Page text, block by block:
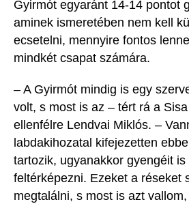
Gyirmót egyaránt 14-14 pontot
aminek ismeretében nem kell
ecsetelni, mennyire fontos
mindkét csapat számára.
– A Gyirmót mindig is egy
volt, s most is az – tért rá a
ellenfélre Lendvai Miklós. –
labdakihozatal kifejezetten
tartozik, ugyanakkor gyengéit
feltérképezni. Ezeket a réseket
megtalálni, s most is azt